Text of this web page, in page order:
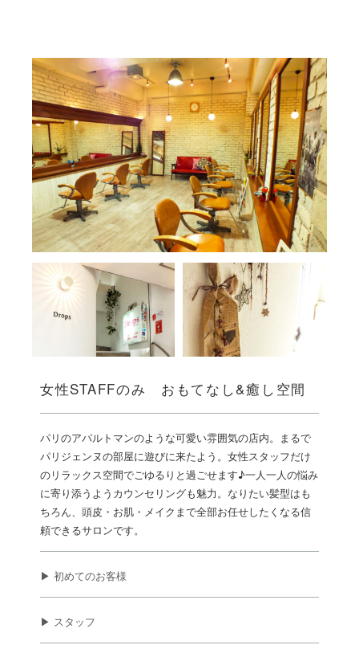
女性STAFFのみ おもてなし&癒し空間
パリのアパルトマンのような可愛い雰囲気の店内。まるで
パリジェンヌの部屋に遊びに来たよう。女性スタッフだけ
のリラックス空間でごゆるりと過ごせます♪一人一人の悩み
に寄り添うようカウンセリングも魅力。なりたい髪型はも
ちろん、頭皮・お肌・メイクまで全部お任せしたくなる信
頼できるサロンです。
▶ 初めてのお客様
▶ スタッフ